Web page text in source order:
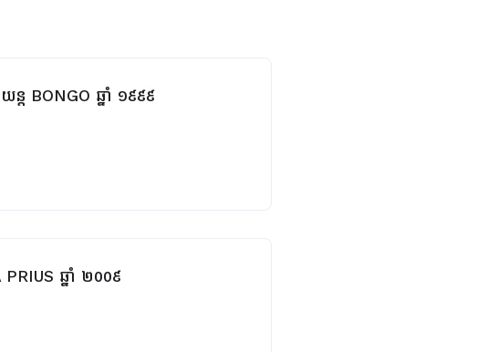
ត BONGO ឆ្នាំ ១៩៩៩
PRIUS ឆ្នាំ ២០០៩